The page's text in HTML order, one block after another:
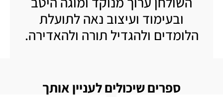
ובעימוד ועיצוב נאה לתועלת
הלומדים ולהגדיל תורה ולהאדירה.
ספרים שיכולים לעניין אותך